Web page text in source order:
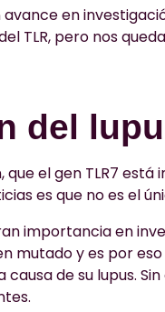
en
TLR, pero nos
del
el gen TLR7 está
es que no es el
importancia en
mutado y es por
de su lupus.